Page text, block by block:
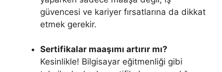
güvencesi ve kariyer fırsatlarına da dikkat
etmek gerekir.
Sertifikalar maaşımı artırır mı?
Kesinlikle! Bilgisayar eğitmenliği gibi